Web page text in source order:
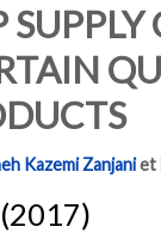
Kazemi Zanjaniet